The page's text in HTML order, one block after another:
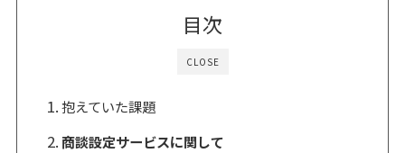
CLOSE
目次
抱えていた課題
商談設定サービスに関して